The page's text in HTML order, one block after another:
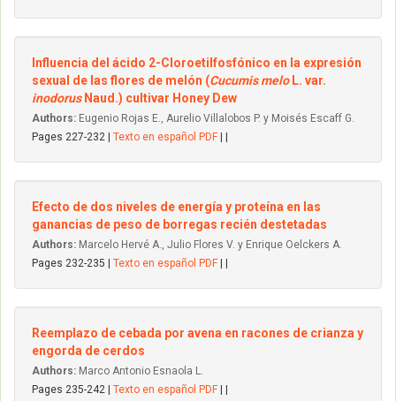
Influencia del ácido 2-Cloroetilfosfónico en la expresión
sexual de las flores de melón (Cucumis melo L. var.
inodorusNaud.) cultivar Honey Dew
Authors: Eugenio Rojas E., Aurelio Villalobos P. y Moisés Escaff G.
Pages 227-232 | Texto en español PDF
Efecto de dos niveles de energía y proteína en las
ganancias de peso de borregas recién destetadas
Authors: Marcelo Hervé A., Julio Flores V. y Enrique Oelckers A.
Pages 232-235 | Texto en español PDF
Reemplazo de cebada por avena en racones de crianza y
engorda de cerdos
Authors: Marco Antonio Esnaola L.
Pages 235-242 | Texto en español PDF